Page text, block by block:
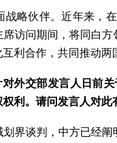
战略伙伴。近年来，
访问期间，将同白
利合作，共同推动两
外交部发言人日前
利。请问发言人对此
界谈判，中方已经